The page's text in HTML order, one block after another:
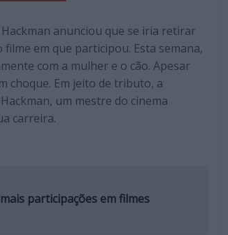
anunciou que se iria retirar
em que participou. Esta semana,
com a mulher e o cão. Apesar
choque. Em jeito de tributo, a
um mestre do cinema
carreira.
participações em filmes